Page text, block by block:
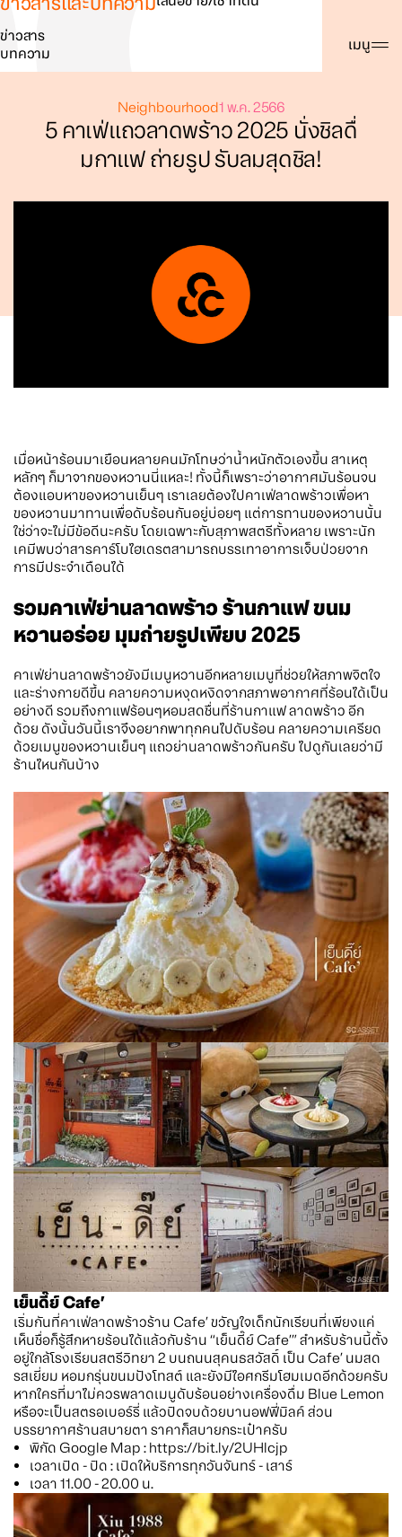
ค้นหา เมนู
ข่าวสาร
บทความ
Neighbourhood1 พ.ค. 2566
5 คาเฟ่แถวลาดพร้าว 2025 นั่งชิลดื่
มกาแฟ ถ่ายรูป รับลมสุดชิล!
เมื่อหน้าร้อนมาเยือนหลายคนมักโทษว่าน้ำหนักตัวเองขึ้น สาเหตุ
หลักๆ ก็มาจากของหวานนี่แหละ! ทั้งนี้ก็เพราะว่าอากาศมันร้อนจน
ต้องแอบหาของหวานเย็นๆ เราเลยต้องไปคาเฟ่ลาดพร้าวเพื่อหา
ของหวานมาทานเพื่อดับร้อนกันอยู่บ่อยๆ แต่การทานของหวานนั้น
ใช่ว่าจะไม่มีข้อดีนะครับ โดยเฉพาะกับสุภาพสตรีทั้งหลาย เพราะนัก
เคมีพบว่าสารคาร์โบไฮเดรตสามารถบรรเทาอาการเจ็บป่วยจาก
การมีประจำเดือนได้
รวมคาเฟ่ย่านลาดพร้าว ร้านกาแฟ ขนม
หวานอร่อย มุมถ่ายรูปเพียบ 2025
คาเฟ่ย่านลาดพร้าวยังมีเมนูหวานอีกหลายเมนูที่ช่วยให้สภาพจิตใจ
และร่างกายดีขึ้น คลายความหงุดหงิดจากสภาพอากาศที่ร้อนได้เป็น
อย่างดี รวมถึงกาแฟร้อนๆหอมสดชื่นที่ร้านกาแฟ ลาดพร้าว อีก
ด้วย ดังนั้นวันนี้เราจึงอยากพาทุกคนไปดับร้อน คลายความเครียด
ด้วยเมนูของหวานเย็นๆ แถวย่านลาดพร้าวกันครับ ไปดูกันเลยว่ามี
ร้านไหนกันบ้าง
เย็นดี๊ย์ Cafe’
เริ่มกันที่คาเฟ่ลาดพร้าวร้าน Cafe’ ขวัญใจเด็กนักเรียนที่เพียงแค่
เห็นชื่อก็รู้สึกหายร้อนได้แล้วกับร้าน “เย็นดี๊ย์ Cafe’” สำหรับร้านนี้ตั้ง
อยู่ใกล้โรงเรียนสตรีวิทยา 2 บนถนนสุคนธสวัสดิ์ เป็น Cafe’ นมสด
รสเยี่ยม หอมกรุ่นขนมปังโทสต์ และยังมีไอศกรีมโฮมเมดอีกด้วยครับ
หากใครที่มาไม่ควรพลาดเมนูดับร้อนอย่างเครื่องดื่ม Blue Lemon
หรือจะเป็นสตรอเบอร์รี่ แล้วปิดจบด้วยบานอฟฟี่มิลค์ ส่วน
บรรยากาศร้านสบายตา ราคาก็สบายกระเป๋าครับ
พิกัด Google Map : https://bit.ly/2UHlcjp
เวลาเปิด - ปิด : เปิดให้บริการทุกวันจันทร์ - เสาร์
เวลา 11.00 - 20.00 น.